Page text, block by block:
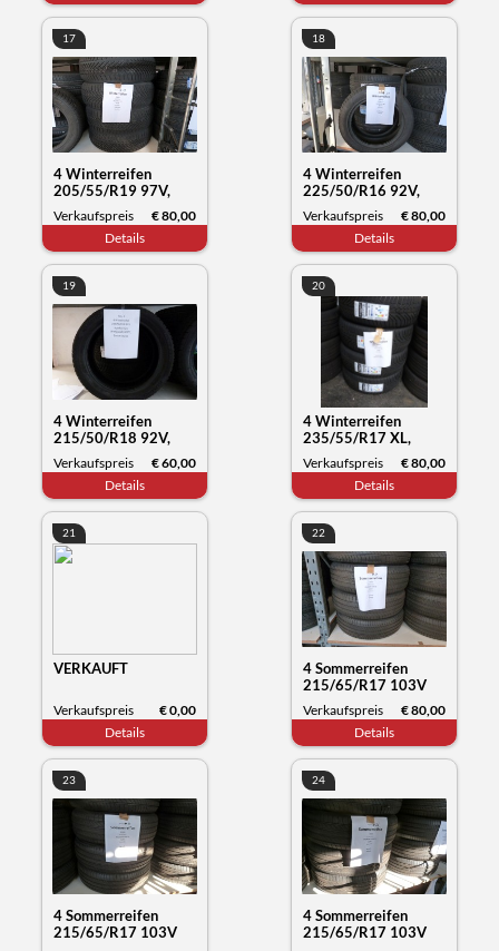
17
4 Winterreifen
205/55/R19 97V,
Yokohama Blue Earth,
Datum 33/23
Verkaufspreis
€ 80,00
Details
18
4 Winterreifen
225/50/R16 92V,
Kumho Tyre Solus 4,
Datum 03/22
Verkaufspreis
€ 80,00
Details
19
4 Winterreifen
215/50/R18 92V,
Kumho Tyre
Wintercraft WB52,
Datum 30/23
Verkaufspreis
€ 60,00
Details
20
4 Winterreifen
235/55/R17 XL,
Kumho Tyre
Wintercraft WP52,
Datum 35/23
Verkaufspreis
€ 80,00
Details
21
VERKAUFT
Verkaufspreis
€ 0,00
Details
22
4 Sommerreifen
215/65/R17 103V
XL, Michelin Primacy,
Datum 12/23
Verkaufspreis
€ 80,00
Details
23
4 Sommerreifen
215/65/R17 103V
24
4 Sommerreifen
215/65/R17 103V